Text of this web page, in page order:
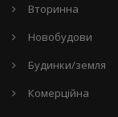
Вторинна
Новобудови
Будинки/земля
Комерційна